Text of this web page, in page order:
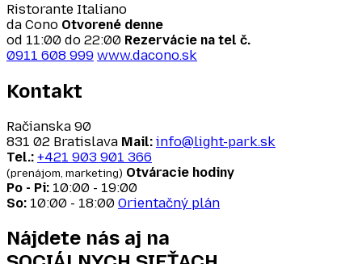
Ristorante Italiano
da Cono Otvorené denne
od 11:00 do 22:00 Rezervácie na tel č.
0911 608 999 www.dacono.sk
Kontakt
Račianska 90
831 02 Bratislava Mail: info@light-park.sk
Tel.: +421 903 901 366
(prenájom, marketing) Otváracie hodiny
Po - Pi: 10:00 - 19:00
So: 10:00 - 18:00 Orientačný plán
Nájdete nás aj na